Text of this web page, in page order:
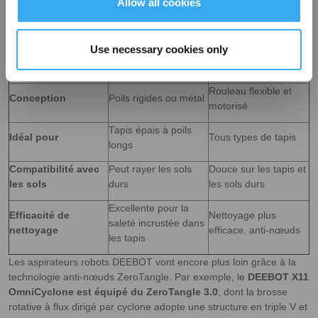
Allow all cookies
Use necessary cookies only
combine aujourd’hui des poils souples, des ailettes en silicone et
un moteur intégré pour améliorer l’efficacité du nettoyage.
Caractéristiques Barre batteuse Brosse-rouleau
Conception Poils rigides ou métal
Rouleau flexible et
motorisé
Idéal pour
Tapis épais à poils
longs
Tous types de tapis
Compatibilité avec
les sols
Peut rayer les sols
durs
Douce sur les tapis et
les sols durs
Efficacité de
nettoyage
Excellente pour la
saleté incrustée dans
les tapis
Nettoyage plus
efficace, anti-nœuds
Les aspirateurs robots DEEBOT vont encore plus loin grâce à la
technologie anti-nœuds ZeroTangle. Par exemple, le DEEBOT X11
OmniCyclone est équipé du ZeroTangle 3.0, dont la brosse
rotative à flux dirigé par cyclone adopte une structure en triple V et